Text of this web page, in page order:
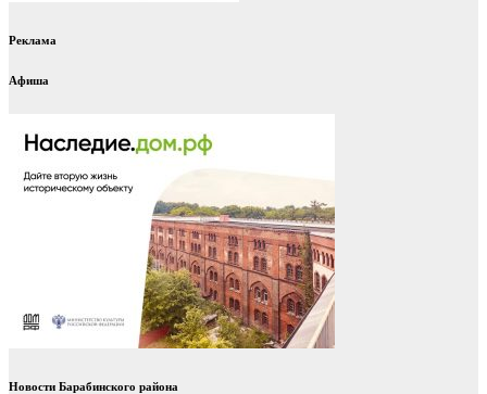
Реклама
Афиша
Новости Барабинского района